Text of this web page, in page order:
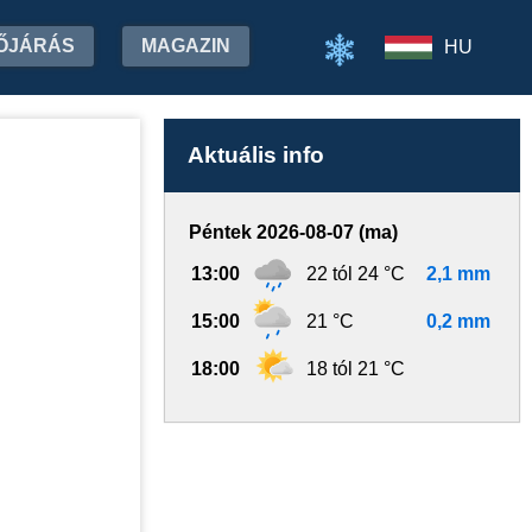
MAGAZIN HU
Aktuális info
Péntek 2026-08-07 (ma)
13:00 22 tól 24 °C 2,1 mm
15:00 21 °C 0,2 mm
18:00 18 tól 21 °C